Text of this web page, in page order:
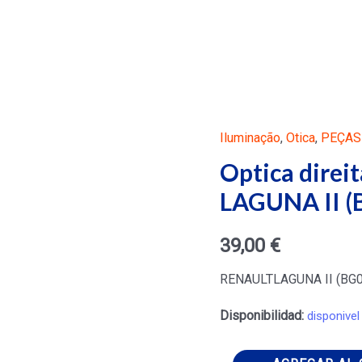
Iluminação, Otica, PEÇAS
Optica
LAGUNA II
39,00 €
RENAULTLAGUNA II
Disponibilidad: disponivel